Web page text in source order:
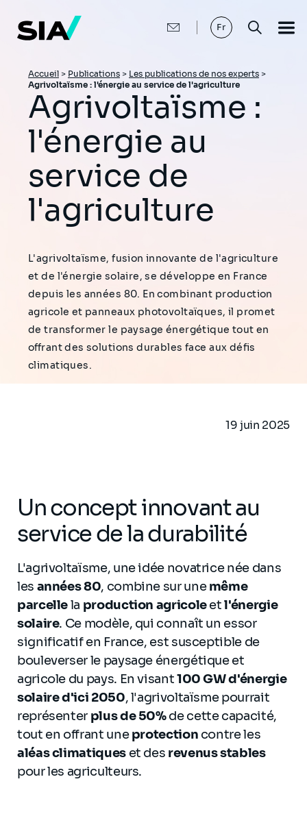
contenu
principal
Fr
Fil
d'Ariane
Accueil > Publications > Les publications de nos experts >
Agrivoltaïsme : l'énergie au service de l'agriculture
Agrivoltaïsme :
l'énergie au
service de
l'agriculture
L'agrivoltaïsme, fusion innovante de l'agriculture
et de l'énergie solaire, se développe en France
depuis les années 80. En combinant production
agricole et panneaux photovoltaïques, il promet
de transformer le paysage énergétique tout en
offrant des solutions durables face aux défis
climatiques.
19 juin 2025
Un concept innovant au
service de la durabilité
L'agrivoltaïsme, une idée novatrice née dans
les années 80, combine sur unemême
parcellela production agricoleetl'énergie
solaire. Ce modèle, qui connaît un essor
significatif en France, est susceptible de
bouleverser le paysage énergétique et
agricole du pays. En visant100 GW d'énergie
solaire d'ici 2050, l'agrivoltaïsme pourrait
représenter plus de 50%de cette capacité,
tout en offrant uneprotection contre les
aléas climatiqueset des revenus stables
pour les agriculteurs.